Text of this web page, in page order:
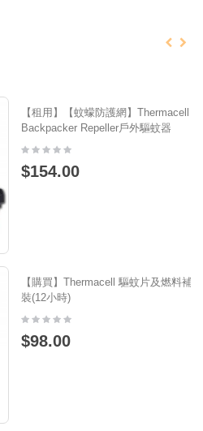
【租用】【蚊蠓防護網】Thermacell
Backpacker Repeller戶外驅蚊器
$154.00
【購買】Thermacell 驅蚊片及燃料補充
裝(12小時)
$98.00